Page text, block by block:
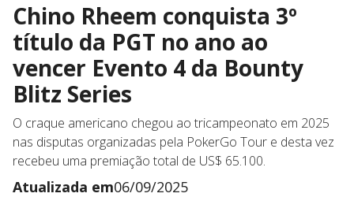
Chino Rheem conquista 3º
título da PGT no ano ao
vencer Evento 4 da Bounty
Blitz Series
O craque americano chegou ao tricampeonato em 2025
nas disputas organizadas pela PokerGo Tour e desta vez
recebeu uma premiação total de US$ 65.100.
Atualizada em06/09/2025